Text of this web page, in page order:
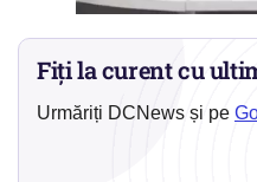
Fiți la curent cu
Urmăriți DCNews și pe